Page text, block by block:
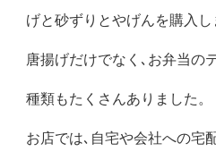
げと砂ずりとやげんを購入し
唐揚げだけでなく､お弁当の
種類もたくさんありました。
お店では､自宅や会社への宅